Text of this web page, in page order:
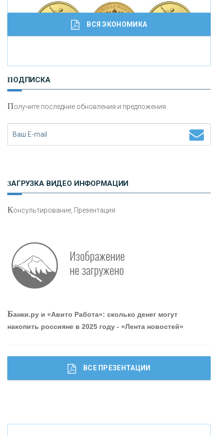
Работа мечты. Что банки делают для того, чтобы
привлечь и удержать персонал - «Интервью»
И
сохранения и увеличения капитала
Что будет с наличными деньгами при цифровом
ВСЯ ЭКОНОМИКА
ПОДПИСКА
Получите последние обновления и предложения.
ЗАГРУЗКА ВИДЕО ИНФОРМАЦИИ
Консультирование, Презентация
Банки.ру и «Авито Работа»: сколько денег могут
накопить россияне в 2025 году - «Лента новостей»
ВСЕ ПРЕЗЕНТАЦИИ